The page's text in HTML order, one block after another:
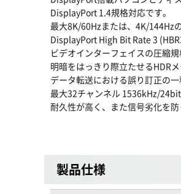
DisplayPort 1.4規格対応です。
最大8K/60Hzまたは、4K/144Hz
DisplayPort High Bit Rate 3
ビデオインターフェイスの圧縮
明暗をはっきり際立たせるHDR
データ転送における誤り訂正の
最大32チャンネル 1536kHz/
耐久性が高く、また信号劣化を
製品仕様